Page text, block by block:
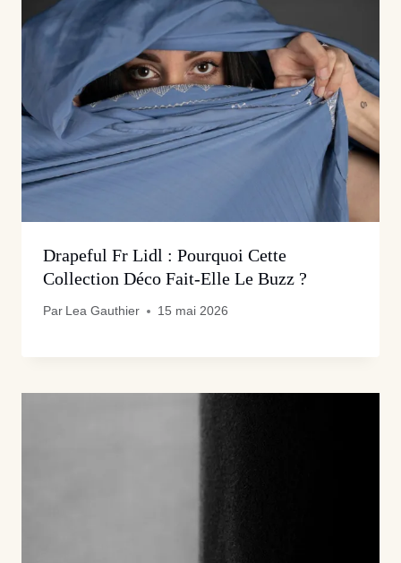
Drapeful Fr Lidl : Pourquoi Cette
Collection Déco Fait-Elle Le Buzz ?
Par Lea Gauthier 15 mai 2026